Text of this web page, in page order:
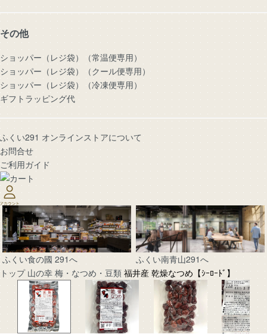
その他
ショッパー（レジ袋）（常温便専用）
ショッパー（レジ袋）（クール便専用）
ショッパー（レジ袋）（冷凍便専用）
ギフトラッピング代
ふくい291 オンラインストアについて
お問合せ
ご利用ガイド
ふくい食の國 291へ
ふくい南青山291へ
トップ 山の幸 梅・なつめ・豆類 福井産 乾燥なつめ【ｼｰﾛｰﾄﾞ】